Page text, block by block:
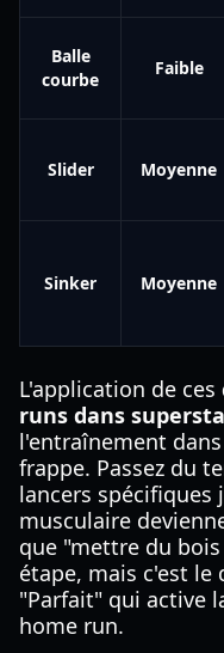
Balle
courbe
Faible
Slider Moyenne
Sinker Moyenne
L'application de ces
runs dans
l'entraînement
frappe. Passez du
lancers spécifiques
musculaire
que "mettre du
étape, mais c'est
"Parfait" qui active
home run.